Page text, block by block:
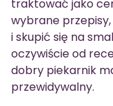
traktować jako
wybrane
i skupić się na
oczywiście od
dobry piekarnik
przewidywalny.